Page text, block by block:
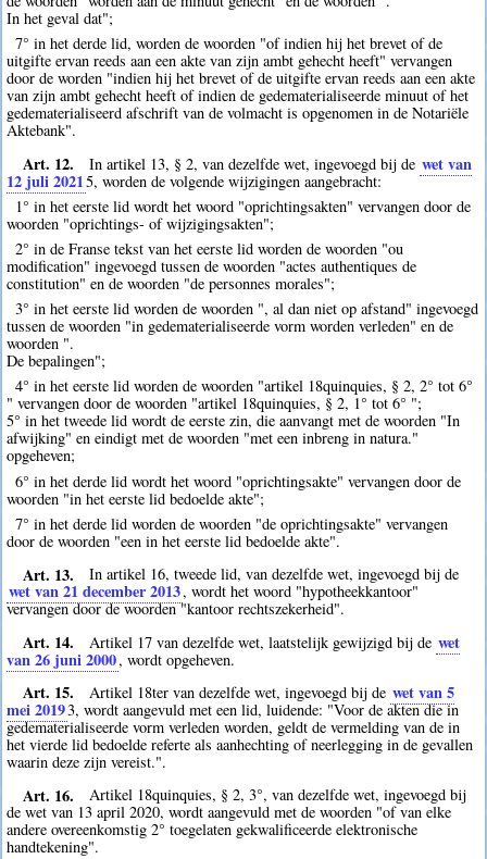
In het geval dat";
7° in het derde lid, worden de woorden "of indien hij het brevet of de
uitgifte ervan reeds aan een akte van zijn ambt gehecht heeft" vervangen
door de worden "indien hij het brevet of de uitgifte ervan reeds aan een akte
van zijn ambt gehecht heeft of indien de gedematerialiseerde minuut of het
gedematerialiseerd afschrift van de volmacht is opgenomen in de Notariële
Aktebank".
Art. 12. In artikel 13, § 2, van dezelfde wet, ingevoegd bij de wet van
12 juli 20215, worden de volgende wijzigingen aangebracht:
1° in het eerste lid wordt het woord "oprichtingsakten" vervangen door de
woorden "oprichtings- of wijzigingsakten";
2° in de Franse tekst van het eerste lid worden de woorden "ou
modification" ingevoegd tussen de woorden "actes authentiques de
constitution" en de woorden "de personnes morales";
3° in het eerste lid worden de woorden ", al dan niet op afstand" ingevoegd
tussen de woorden "in gedematerialiseerde vorm worden verleden" en de
woorden ".
De bepalingen";
4° in het eerste lid worden de woorden "artikel 18quinquies, § 2, 2° tot 6°
" vervangen door de woorden "artikel 18quinquies, § 2, 1° tot 6° ";
5° in het tweede lid wordt de eerste zin, die aanvangt met de woorden "In
afwijking" en eindigt met de woorden "met een inbreng in natura."
opgeheven;
6° in het derde lid wordt het woord "oprichtingsakte" vervangen door de
woorden "in het eerste lid bedoelde akte";
7° in het derde lid worden de woorden "de oprichtingsakte" vervangen
door de woorden "een in het eerste lid bedoelde akte".
Art. 13. In artikel 16, tweede lid, van dezelfde wet, ingevoegd bij de
wet van 21 december 2013, wordt het woord "hypotheekkantoor"
vervangen door de woorden "kantoor rechtszekerheid".
Art. 14. Artikel 17 van dezelfde wet, laatstelijk gewijzigd bij de wet
van 26 juni 2000, wordt opgeheven.
Art. 15. Artikel 18ter van dezelfde wet, ingevoegd bij de wet van 5
mei 20193, wordt aangevuld met een lid, luidende: "Voor de akten die in
gedematerialiseerde vorm verleden worden, geldt de vermelding van de in
het vierde lid bedoelde referte als aanhechting of neerlegging in de gevallen
waarin deze zijn vereist.".
Art. 16.
Artikel 18quinquies, § 2, 3°, van dezelfde wet, ingevoegd bij
de wet van 13 april 2020, wordt aangevuld met de woorden "of van elke
andere overeenkomstig 2° toegelaten gekwalificeerde elektronische
handtekening".